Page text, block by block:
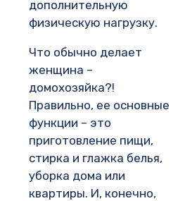
дополнительную
физическую нагрузку.
Что обычно делает
женщина –
домохозяйка?!
Правильно, ее основные
функции – это
приготовление пищи,
стирка и глажка белья,
уборка дома или
квартиры. И, конечно,